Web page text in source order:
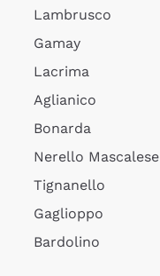
Lambrusco
Gamay
Lacrima
Aglianico
Bonarda
Nerello Mascalese
Tignanello
Gaglioppo
Bardolino